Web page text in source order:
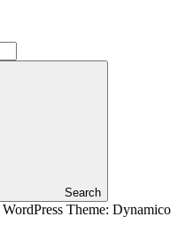
Search
WordPress Theme: Dynamico